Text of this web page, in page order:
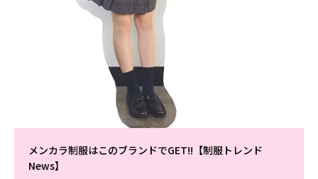
メンカラ制服はこのブランドでGET!!【制服トレンド
News】